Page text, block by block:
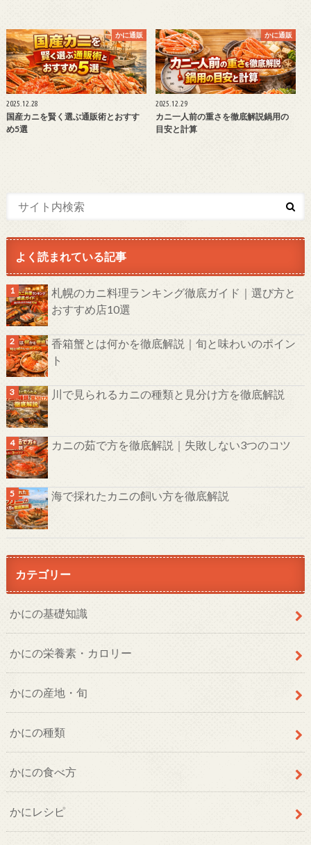
かに通販
2025.12.28
国産カニを賢く選ぶ通販術とおすす
め5選
かに通販
2025.12.29
カニ一人前の重さを徹底解説鍋用の
目安と計算
よく読まれている記事
札幌のカニ料理ランキング徹底ガイド｜選び方と
おすすめ店10選
香箱蟹とは何かを徹底解説｜旬と味わいのポイン
ト
川で見られるカニの種類と見分け方を徹底解説
カニの茹で方を徹底解説｜失敗しない3つのコツ
海で採れたカニの飼い方を徹底解説
カテゴリー
かにの基礎知識
かにの栄養素・カロリー
かにの産地・旬
かにの種類
かにの食べ方
かにレシピ